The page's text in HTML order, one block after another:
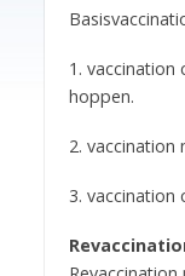
1.
hoppen.
2.
3. vaccination